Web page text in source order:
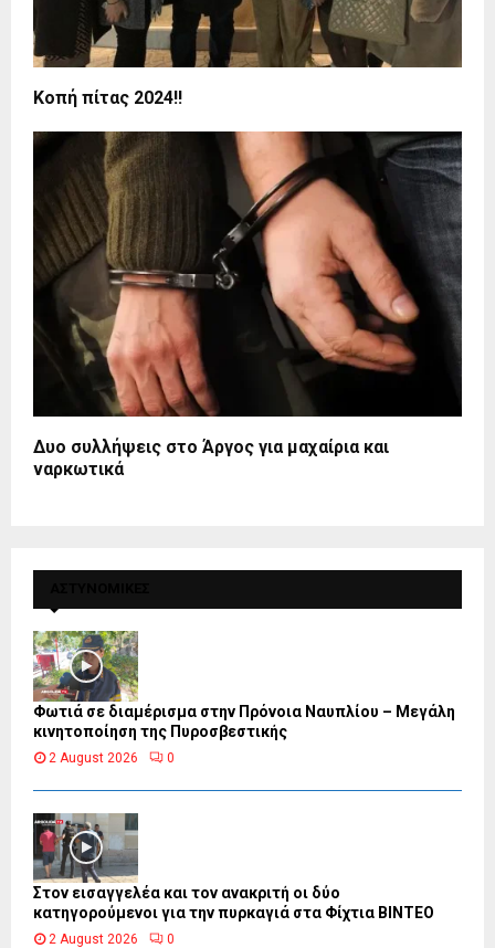
Κοπή πίτας 2024!!
Δυο συλλήψεις στο Άργος για μαχαίρια και
ναρκωτικά
Φωτιά σε διαμέρισμα στην Πρόνοια Ναυπλίου – Μεγάλη
κινητοποίηση της Πυροσβεστικής
2 August 2026 0
Στον εισαγγελέα και τον ανακριτή οι δύο
κατηγορούμενοι για την πυρκαγιά στα Φίχτια ΒΙΝΤΕΟ
2 August 2026 0